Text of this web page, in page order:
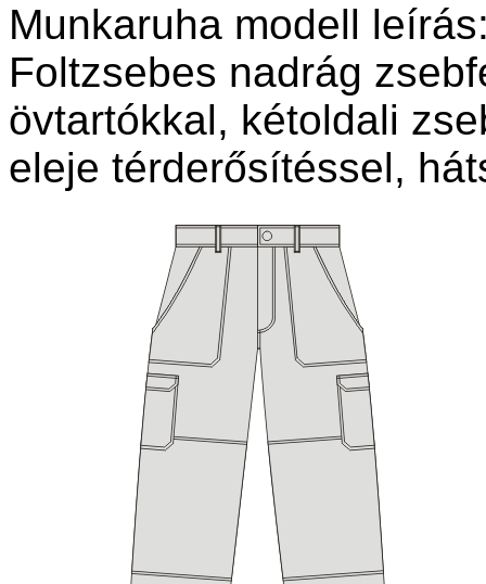
Munkaruha modell
Foltzsebes nadrág
övtartókkal, kétoldali
eleje térderősítéssel,